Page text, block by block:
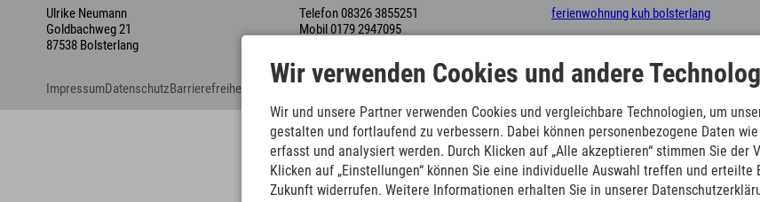
Ulrike Neumann
Goldbachweg 21
87538 Bolsterlang
Telefon 08326 3855251
Mobil 0179 2947095
ferienwohnung kuh bolsterlang
ImpressumDatenschutzBarrierefreiheit
Wir verwenden Cookies und andere
Wir und unsere Partner verwenden Cookies und vergleichbare Technologien, um
gestalten und fortlaufend zu verbessern. Dabei können personenbezogene Daten
erfasst und analysiert werden. Durch Klicken auf „Alle akzeptieren“ stimmen Sie der
Klicken auf „Einstellungen“ können Sie eine individuelle Auswahl treffen und erteilte
Zukunft widerrufen. Weitere Informationen erhalten Sie in unserer